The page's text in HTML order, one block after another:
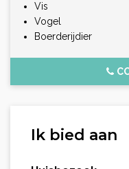
Vis
Vogel
Boerderijdier
Ik bied aan